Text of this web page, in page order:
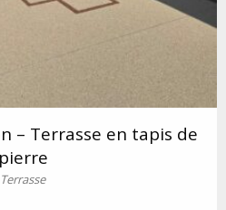
– Terrasse en tapis de
pierre
Terrasse